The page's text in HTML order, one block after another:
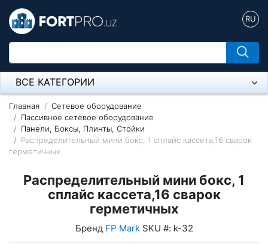
RU
ВСЕ КАТЕГОРИИ
Микрофон
Напольные розетки
Оборудование Mikrotik
Пылесос
Модемы ADSL, Wan/Lan Роутеры, Wi-Fi
Главная
Сетевое оборудование
Пассивное сетевое оборудование
Панели, Боксы, Плинты, Стойки
Распределительный мини бокс, 1 сплайс кассета,16 сварок
герметичных
Распределительный мини бокс, 1
сплайс кассета,16 сварок
герметичных
Бренд FP Mark SKU #: k-32